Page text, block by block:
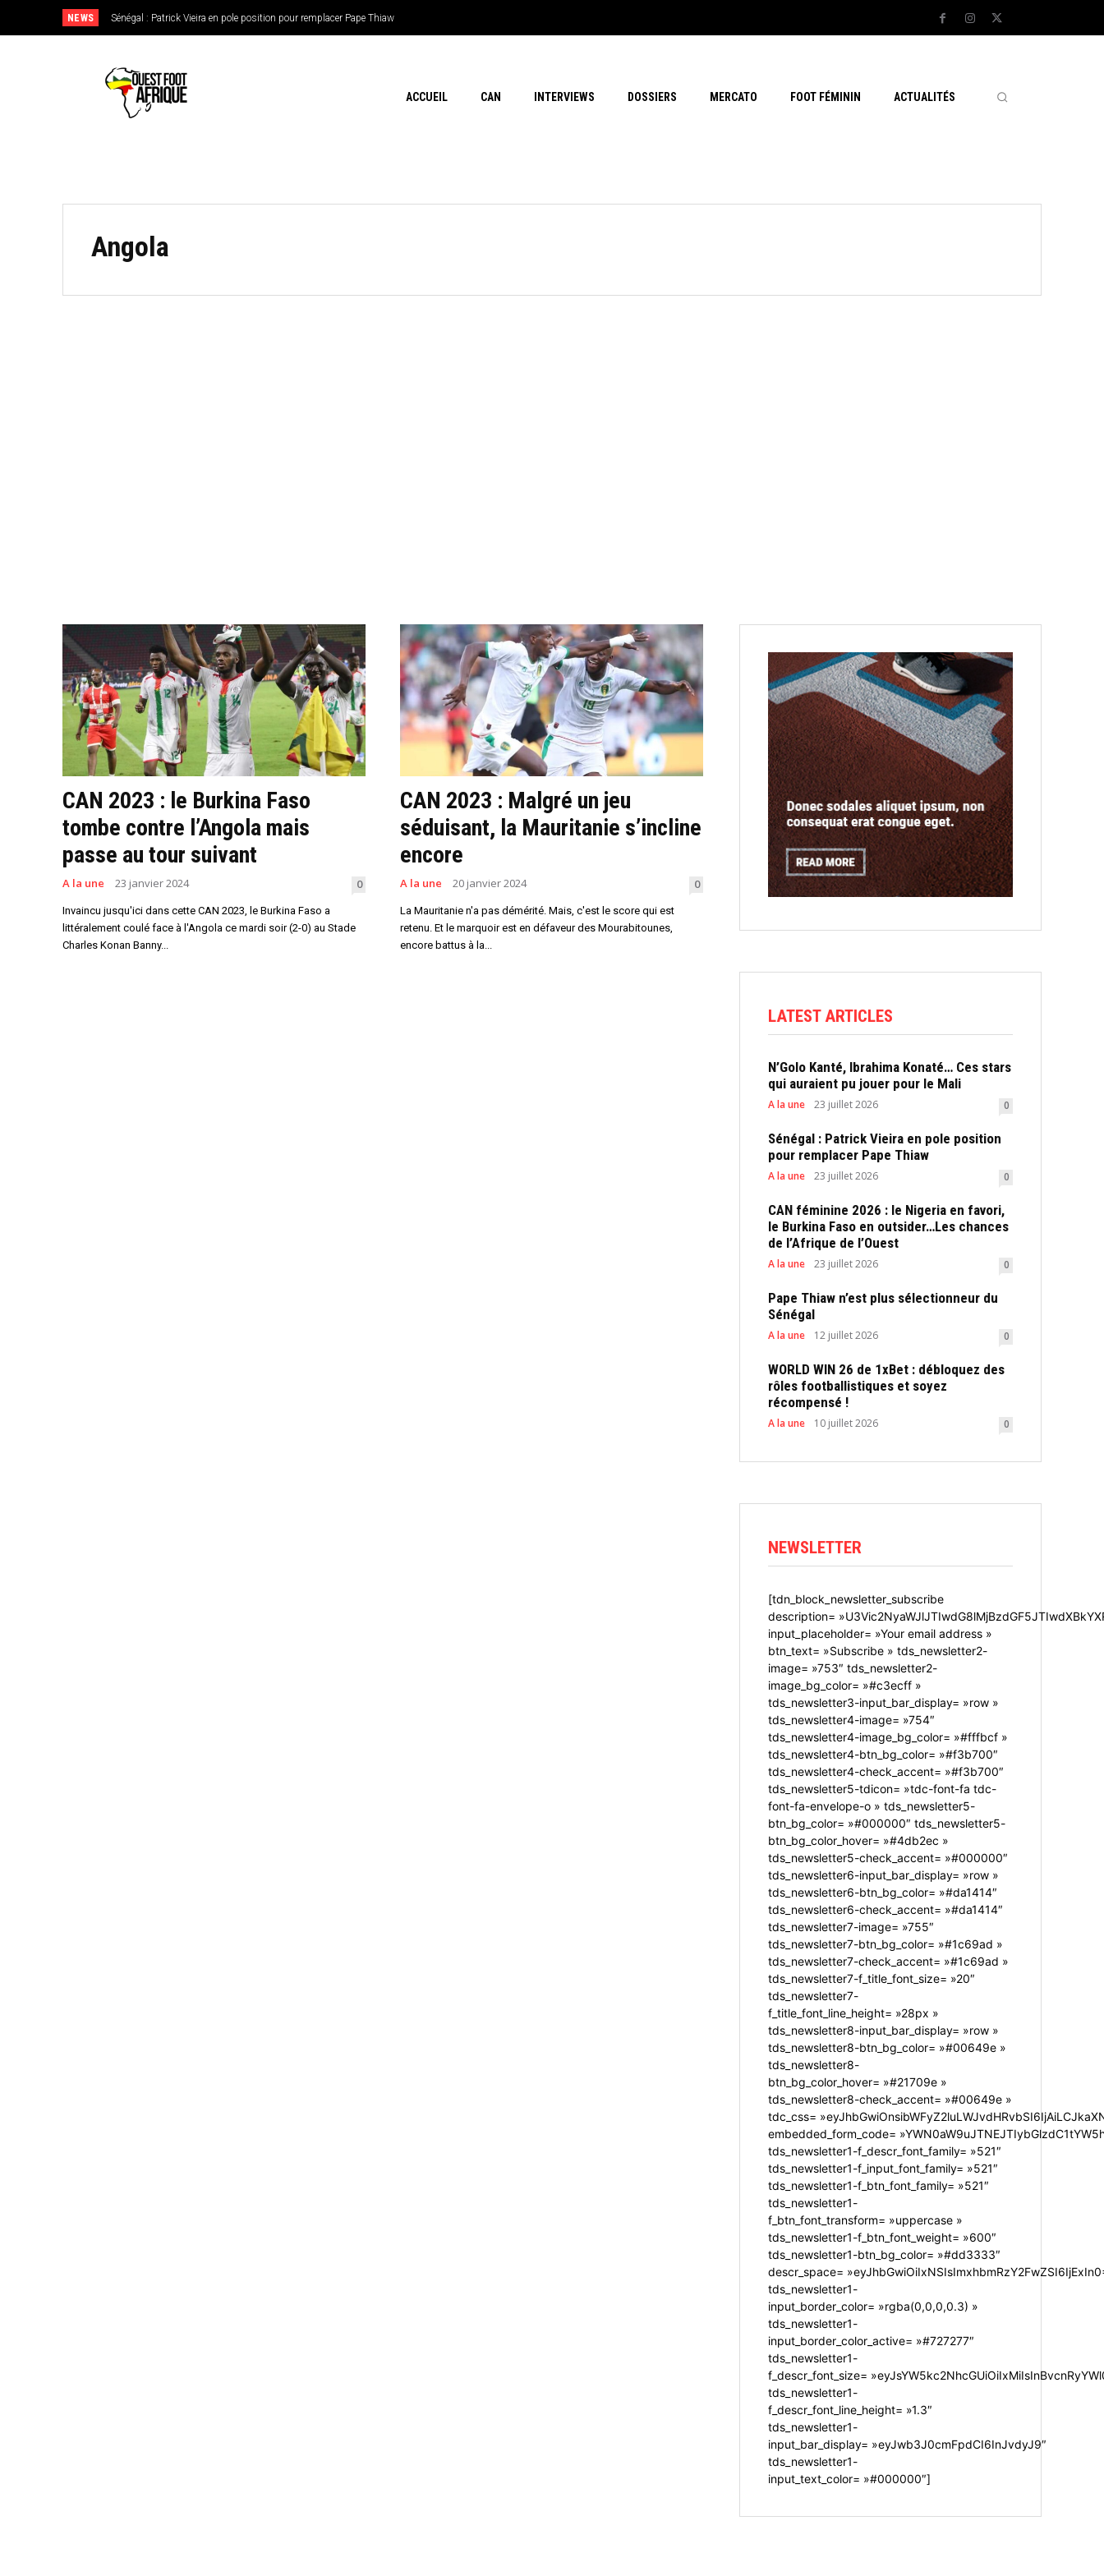
NEWS Sénégal : Patrick Vieira en pole position pour remplacer Pape Thiaw
ACCUEIL CAN INTERVIEWS DOSSIERS MERCATO FOOT FÉMININ ACTUALITÉS
Angola
CAN 2023 : le Burkina Faso
tombe contre l’Angola mais
passe au tour suivant
A la une 23 janvier 2024 0
Invaincu jusqu'ici dans cette CAN 2023, le Burkina Faso a
littéralement coulé face à l'Angola ce mardi soir (2-0) au Stade
Charles Konan Banny...
CAN 2023 : Malgré un jeu
séduisant, la Mauritanie s’incline
encore
A la une 20 janvier 2024 0
La Mauritanie n'a pas démérité. Mais, c'est le score qui est
retenu. Et le marquoir est en défaveur des Mourabitounes,
encore battus à la...
LATEST ARTICLES
N’Golo Kanté, Ibrahima Konaté… Ces stars
qui auraient pu jouer pour le Mali
A la une 23 juillet 2026 0
Sénégal : Patrick Vieira en pole position
pour remplacer Pape Thiaw
A la une 23 juillet 2026 0
CAN féminine 2026 : le Nigeria en favori,
le Burkina Faso en outsider…Les chances
de l’Afrique de l’Ouest
A la une 23 juillet 2026 0
Pape Thiaw n’est plus sélectionneur du
Sénégal
A la une 12 juillet 2026 0
WORLD WIN 26 de 1xBet : débloquez des
rôles footballistiques et soyez
récompensé !
A la une 10 juillet 2026 0
NEWSLETTER
[tdn_block_newsletter_subscribe
description=
input_placeholder= »Your email address »
btn_text= »Subscribe » tds_newsletter2-
image= »753″ tds_newsletter2-
image_bg_color= »#c3ecff »
tds_newsletter3-input_bar_display= »row »
tds_newsletter4-image= »754″
tds_newsletter4-image_bg_color= »#fffbcf »
tds_newsletter4-btn_bg_color= »#f3b700″
tds_newsletter4-check_accent= »#f3b700″
tds_newsletter5-tdicon= »tdc-font-fa tdc-
font-fa-envelope-o » tds_newsletter5-
btn_bg_color= »#000000″ tds_newsletter5-
btn_bg_color_hover= »#4db2ec »
tds_newsletter5-check_accent= »#000000″
tds_newsletter6-input_bar_display= »row »
tds_newsletter6-btn_bg_color= »#da1414″
tds_newsletter6-check_accent= »#da1414″
tds_newsletter7-image= »755″
tds_newsletter7-btn_bg_color= »#1c69ad »
tds_newsletter7-check_accent= »#1c69ad »
tds_newsletter7-f_title_font_size= »20″
tds_newsletter7-
f_title_font_line_height= »28px »
tds_newsletter8-input_bar_display= »row »
tds_newsletter8-btn_bg_color= »#00649e »
tds_newsletter8-
btn_bg_color_hover= »#21709e »
tds_newsletter8-check_accent= »#00649e »
tdc_css=
embedded_form_code=
tds_newsletter1-f_descr_font_family= »521″
tds_newsletter1-f_input_font_family= »521″
tds_newsletter1-f_btn_font_family= »521″
tds_newsletter1-
f_btn_font_transform= »uppercase »
tds_newsletter1-f_btn_font_weight= »600″
tds_newsletter1-btn_bg_color= »#dd3333″
descr_space=
tds_newsletter1-
input_border_color= »rgba(0,0,0,0.3) »
tds_newsletter1-
input_border_color_active= »#727277″
tds_newsletter1-
f_descr_font_size=
tds_newsletter1-
f_descr_font_line_height= »1.3″
tds_newsletter1-
input_bar_display= »eyJwb3J0cmFpdCI6InJvdyJ9″
tds_newsletter1-
input_text_color= »#000000″]